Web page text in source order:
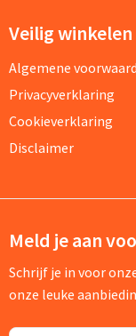
Veilig winkelen
Algemene
Privacyverklaring
Cookieverklaring
Disclaimer
Meld je aan
Schrijf je in voor
onze leuke